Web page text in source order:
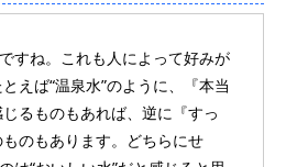
ですね。これも人によって好みが
えば“温泉水”のように、『本当
るものもあれば、逆に『すっ
のもあります。どちらにせ